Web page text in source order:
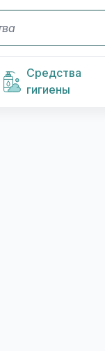
Средства
гигиены